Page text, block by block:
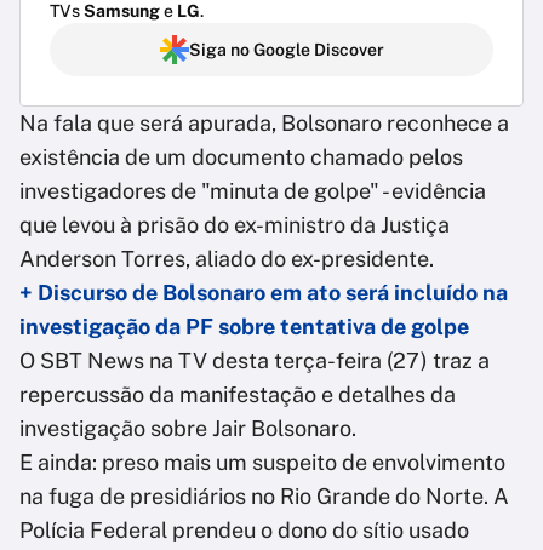
TVsSamsunge LG.
Siga no Google Discover
Na fala que será apurada, Bolsonaro reconhece a
existência de um documento chamado pelos
investigadores de "minuta de golpe" - evidência
que levou à prisão do ex-ministro da Justiça
Anderson Torres, aliado do ex-presidente.
+ Discurso de Bolsonaro em ato será incluído na
investigação da PF sobre tentativa de golpe
O SBT News na TV desta terça-feira (27) traz a
repercussão da manifestação e detalhes da
investigação sobre Jair Bolsonaro.
E ainda: preso mais um suspeito de envolvimento
na fuga de presidiários no Rio Grande do Norte. A
Polícia Federal prendeu o dono do sítio usado